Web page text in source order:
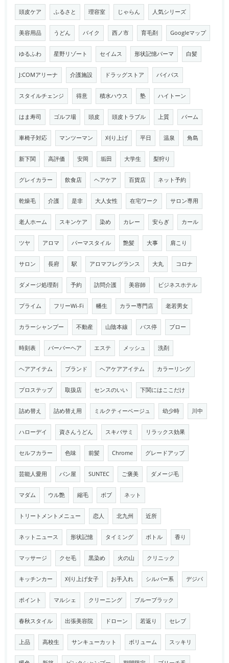
頭皮ケア ふるさと 理容室 じゃらん 人気シリーズ
美容用品 うどん バイク 西ノ市 育毛剤 Googleマップ
ゆるふわ 星野リゾート セイムス 形状記憶パーマ 白髪
J:COMアリーナ 介護施設 ドラッグストア バイパス
スタイルチェンジ 得意 積水ハウス 塾 ハイトーン
はま寿司 ゴルフ場 頭皮 頭皮トラブル 上質 バーム
車椅子対応 マンツーマン 刈り上げ 平日 温泉 角島
新下関 高評価 安岡 垢田 大学生 梨狩り
グレイカラー 飲食店 ヘアケア 百貨店 ネット予約
乾燥毛 介護 是非 大人女性 在宅ワーク サロン専用
老人ホーム スキンケア 染め カレー 安らぎ カール
ツヤ アロマ パーマスタイル 艶髪 大事 肩こり
サロン 長府 駅 アロマフレグランス 大丸 コロナ
ダメージ処理剤 予約 訪問介護 美容師 ビジネスホテル
プライム フリーWi-Fi 幡生 カラー専門店 老若男女
カラーシャンプー 不動産 山陰本線 バス停 ブロー
時刻表 バーバーヘア エステ メッシュ 洗剤
ヘアアイテム ブランド ヘアケアアイテム カラーリング
プロステップ 取扱店 センスのいい 下関にはここだけ
詰め替え 詰め替え用 ミルクティーベージュ 幼少時 川中
ハローデイ 資さんうどん スキバサミ リラックス効果
セルフカラー 色味 前髪 Chrome グレードアップ
芸能人愛用 パン屋 SUNTEC ご褒美 ダメージ毛
マダム ウル艶 縮毛 ボブ ネット
トリートメントメニュー 恋人 北九州 近所
ネットニュース 形状記憶 タイミング ボトル 香り
マッサージ クセ毛 黒染め 火の山 クリニック
キッチンカー 刈り上げ女子 お手入れ シルバー系 デジパ
ポイント マルシェ クリーニング ブルーブラック
春秋スタイル 出張美容院 ドローン 若返り セレブ
上品 高校生 サンキューカット ボリューム スッキリ